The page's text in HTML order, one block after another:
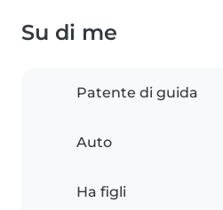
Su di me
Patente di guida
Auto
Ha figli